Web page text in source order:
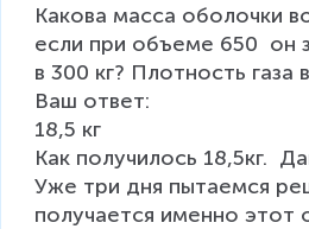
Какова масса оболочки
если при объеме 650  он
в 300 кг? Плотность газа
Ваш ответ:
18,5 кг
Как получилось 18,5кг.
Уже три дня пытаемся
получается именно этот